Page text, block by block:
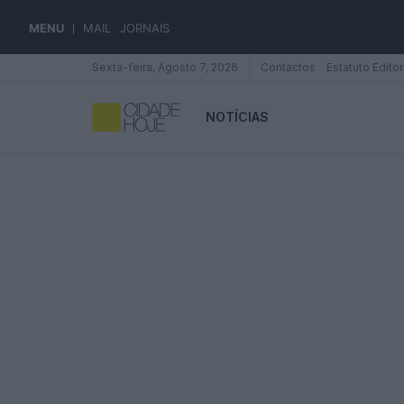
MENU MAIL JORNAIS
Sexta-feira, Agosto 7, 2026 Contactos Estatuto
NOTÍCIAS